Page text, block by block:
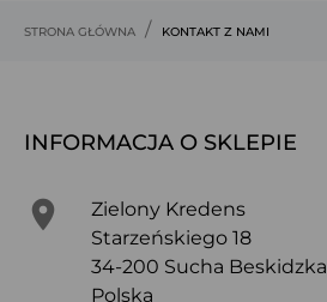
STRONA GŁÓWNA KONTAKT Z NAMI
INFORMACJA O SKLEPIE

Zielony Kredens
Starzeńskiego 18
34-200 Sucha Beskidzka
Polska